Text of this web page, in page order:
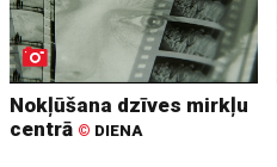
Nokļūšana dzīves mirkļu
centrā © DIENA